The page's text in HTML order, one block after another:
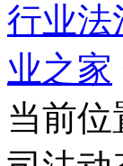
行业法
业之家
当前位